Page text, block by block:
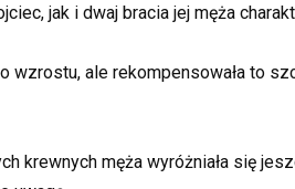
jak i dwaj bracia jej męża
ale rekompensowała to
krewnych męża wyróżniała się